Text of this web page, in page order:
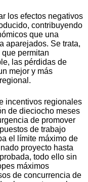
los efectos negativos
contribuyendo
que una
aparejados. Se trata,
permitan
las pérdidas de
mejor y más
incentivos regionales
de dieciocho meses
de promover
de trabajo
el límite máximo de
proyecto hasta
todo ello sin
máximos
de concurrencia de